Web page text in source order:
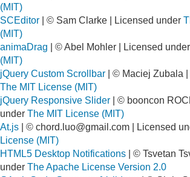
(MIT)
SCEditor | © Sam Clarke | Licensed under
(MIT)
animaDrag | © Abel Mohler | Licensed under
(MIT)
jQuery Custom Scrollbar | © Maciej Zubala
The MIT License (MIT)
jQuery Responsive Slider | © booncon
under The MIT License (MIT)
At.js | © chord.luo@gmail.com | Licensed
License (MIT)
HTML5 Desktop Notifications | © Tsvetan
under The Apache License Version 2.0